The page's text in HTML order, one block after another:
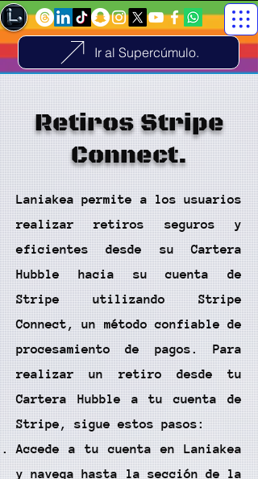
Ir al Supercúmulo.
Retiros Stripe
Connect.
Laniakea permite a los usuarios
realizar retiros seguros y
eficientes desde su Cartera
Hubble hacia su cuenta de
Stripe utilizando Stripe
Connect, un método confiable de
procesamiento de pagos. Para
realizar un retiro desde tu
Cartera Hubble a tu cuenta de
Stripe, sigue estos pasos:
Accede a tu cuenta en Laniakea
y navega hasta la sección de la